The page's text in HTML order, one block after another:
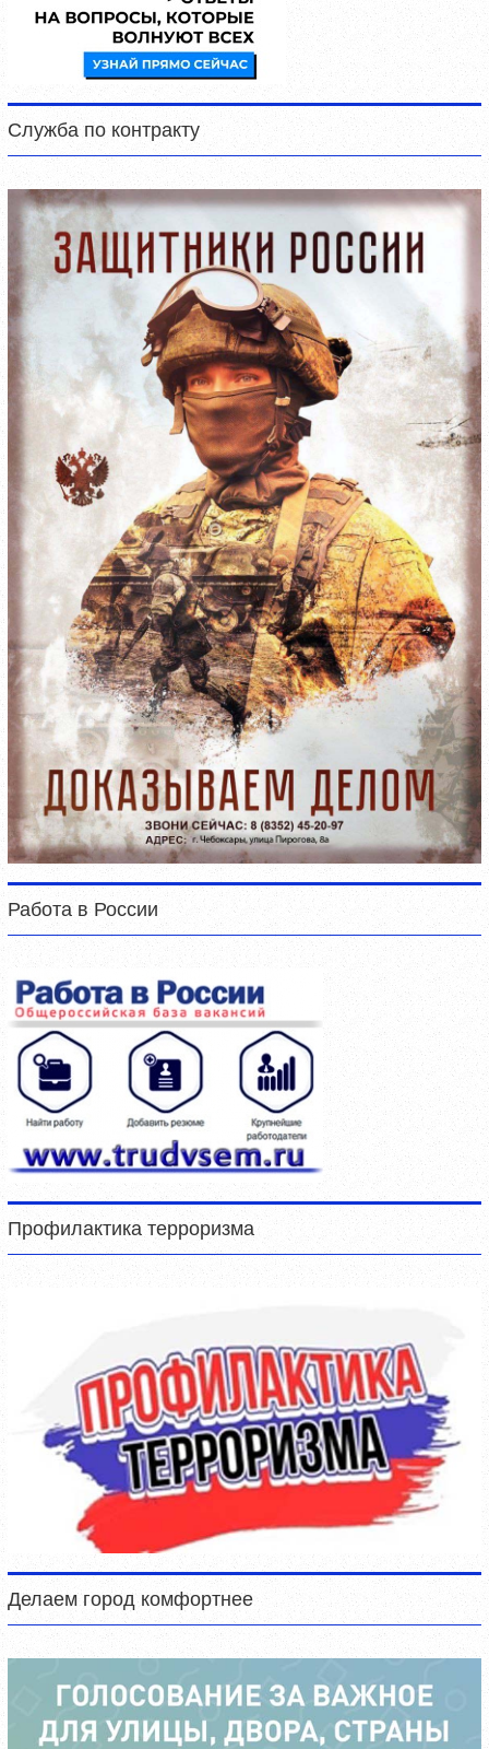
Служба по контракту
Работа в России
Профилактика терроризма
Делаем город комфортнее